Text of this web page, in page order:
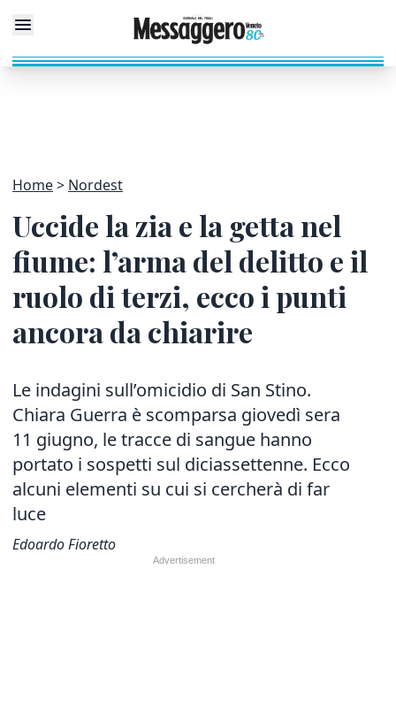
Home Nordest
Uccide la zia e la getta nel
fiume: l’arma del delitto e il
ruolo di terzi, ecco i punti
ancora da chiarire
Le indagini sull’omicidio di San Stino.
Chiara Guerra è scomparsa giovedì sera
11 giugno, le tracce di sangue hanno
portato i sospetti sul diciassettenne. Ecco
alcuni elementi su cui si cercherà di far
luce
Edoardo Fioretto